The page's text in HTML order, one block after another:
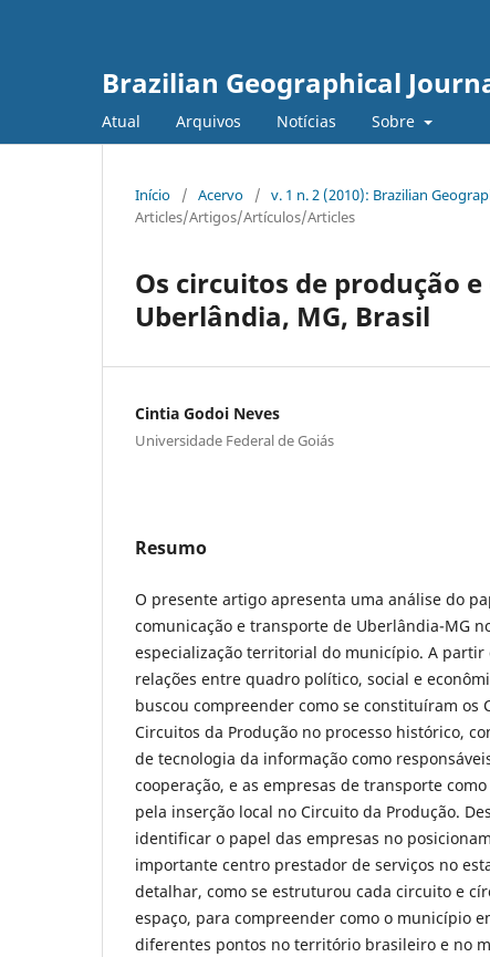
Brazilian Geographical
Atual Arquivos Notícias Sobre
Início / Acervo / v. 1 n. 2 (2010): Brazilian
Articles/Artigos/Artículos/Articles
Os circuitos de produção
Uberlândia, MG, Brasil
Cintia Godoi Neves
Universidade Federal de Goiás
Resumo
O presente artigo apresenta uma análise do
comunicação e transporte de Uberlândia-MG
especialização territorial do município. A
relações entre quadro político, social e
buscou compreender como se constituíram os
Circuitos da Produção no processo histórico,
de tecnologia da informação como
cooperação, e as empresas de transporte
pela inserção local no Circuito da Produção.
identificar o papel das empresas no
importante centro prestador de serviços no
detalhar, como se estruturou cada circuito e
espaço, para compreender como o município
diferentes pontos no território brasileiro e no